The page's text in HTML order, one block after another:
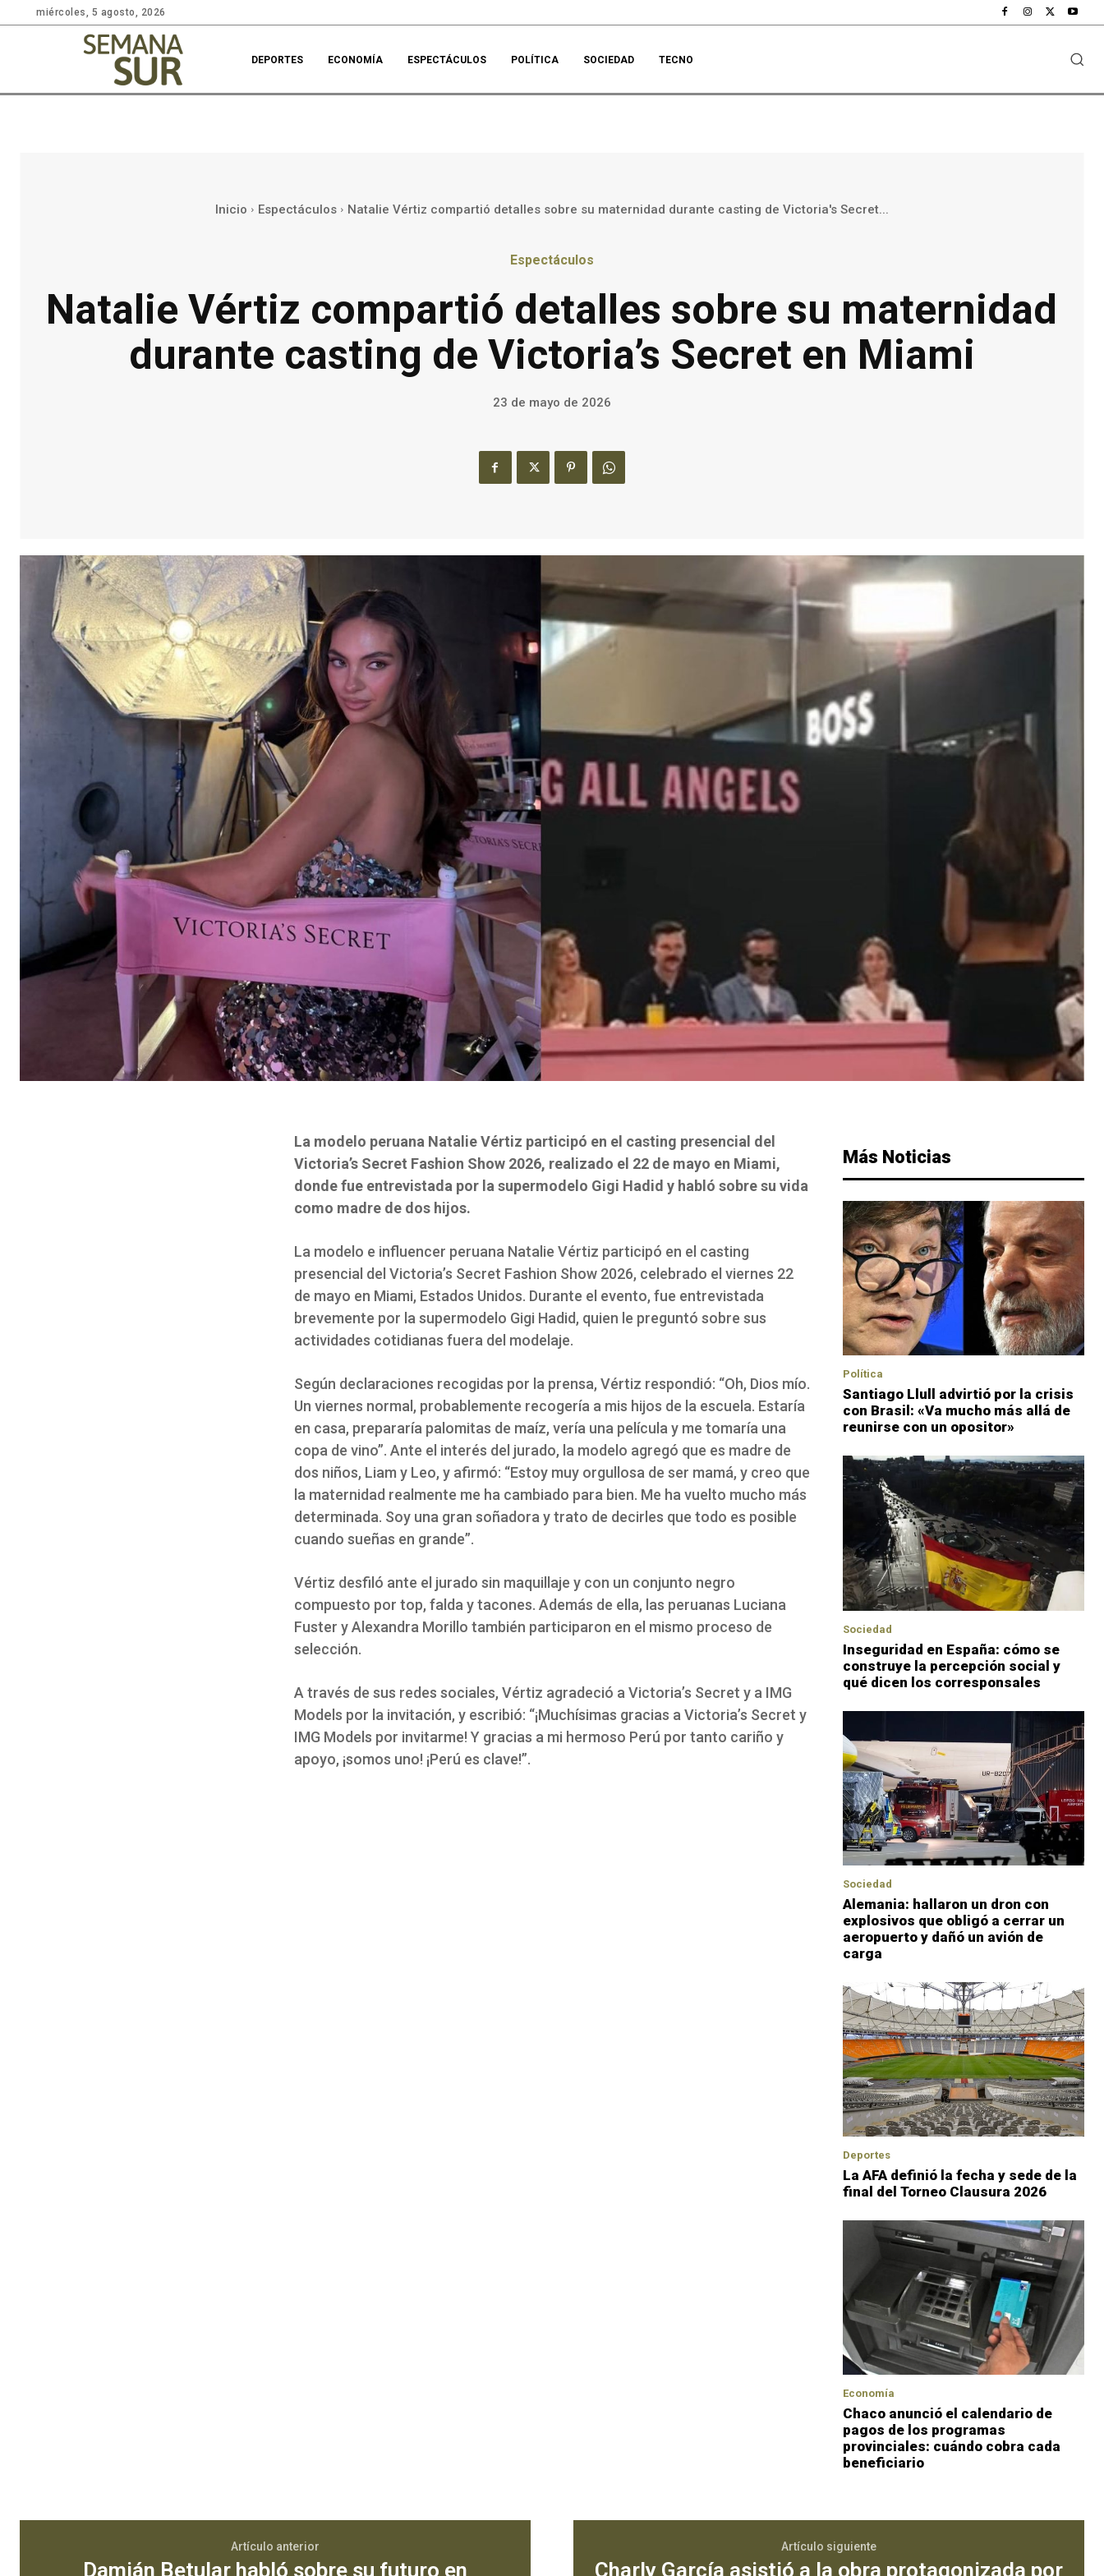
miércoles, 5 agosto, 2026
DEPORTES ECONOMÍA ESPECTÁCULOS POLÍTICA SOCIEDAD TECNO
Inicio Espectáculos Natalie Vértiz compartió detalles sobre su maternidad durante casting de Victoria's Secret...
Espectáculos
Natalie Vértiz compartió detalles sobre su maternidad
durante casting de Victoria’s Secret en Miami
23 de mayo de 2026
La modelo peruana Natalie Vértiz participó en el casting presencial del
Victoria’s Secret Fashion Show 2026, realizado el 22 de mayo en Miami,
donde fue entrevistada por la supermodelo Gigi Hadid y habló sobre su vida
como madre de dos hijos.
La modelo e influencer peruana Natalie Vértiz participó en el casting
presencial del Victoria’s Secret Fashion Show 2026, celebrado el viernes 22
de mayo en Miami, Estados Unidos. Durante el evento, fue entrevistada
brevemente por la supermodelo Gigi Hadid, quien le preguntó sobre sus
actividades cotidianas fuera del modelaje.
Según declaraciones recogidas por la prensa, Vértiz respondió: “Oh, Dios mío.
Un viernes normal, probablemente recogería a mis hijos de la escuela. Estaría
en casa, prepararía palomitas de maíz, vería una película y me tomaría una
copa de vino”. Ante el interés del jurado, la modelo agregó que es madre de
dos niños, Liam y Leo, y afirmó: “Estoy muy orgullosa de ser mamá, y creo que
la maternidad realmente me ha cambiado para bien. Me ha vuelto mucho más
determinada. Soy una gran soñadora y trato de decirles que todo es posible
cuando sueñas en grande”.
Vértiz desfiló ante el jurado sin maquillaje y con un conjunto negro
compuesto por top, falda y tacones. Además de ella, las peruanas Luciana
Fuster y Alexandra Morillo también participaron en el mismo proceso de
selección.
A través de sus redes sociales, Vértiz agradeció a Victoria’s Secret y a IMG
Models por la invitación, y escribió: “¡Muchísimas gracias a Victoria’s Secret y
IMG Models por invitarme! Y gracias a mi hermoso Perú por tanto cariño y
apoyo, ¡somos uno! ¡Perú es clave!”.
Más Noticias
Política
Santiago Llull advirtió por la crisis
con Brasil: «Va mucho más allá de
reunirse con un opositor»
Sociedad
Inseguridad en España: cómo se
construye la percepción social y
qué dicen los corresponsales
Sociedad
Alemania: hallaron un dron con
explosivos que obligó a cerrar un
aeropuerto y dañó un avión de
carga
Deportes
La AFA definió la fecha y sede de la
final del Torneo Clausura 2026
Economía
Chaco anunció el calendario de
pagos de los programas
provinciales: cuándo cobra cada
beneficiario
Artículo anterior
Damián Betular habló sobre su futuro en
Artículo siguiente
Charly García asistió a la obra protagonizada por